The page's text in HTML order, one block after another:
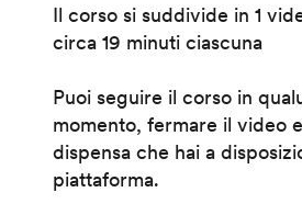
Il corso si suddivide in 1
circa 19 minuti ciascuna
Puoi seguire il corso in
momento, fermare il video
dispensa che hai a
piattaforma.